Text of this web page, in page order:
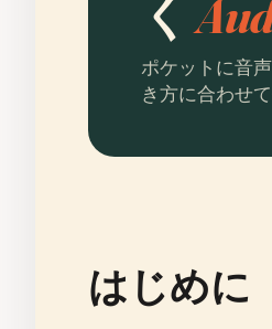
く
ポケットに音
き方に合わせ
はじめに